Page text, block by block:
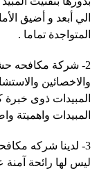
الي أبعد و أضيق
المتواجدة تماما .
2- شركة مكافحه
والاخصائين
المبيدات ذوى
المبيدات واهميتة
3- لدينا شركه
ليس لها رائحة